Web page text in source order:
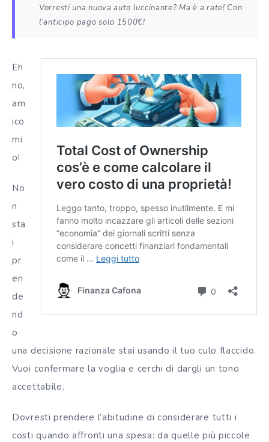
Vorresti una nuova auto luccinante? Ma è a rate! Con
l’anticipo pago solo 1500€!
Eh
no,
am
ico
mi
o!
No
n
sta
i
pr
en
de
nd
o
una decisione razionale stai usando il tuo culo flaccido.
Vuoi confermare la voglia e cerchi di dargli un tono
accettabile.
Dovresti prendere l’abitudine di considerare tutti i
costi quando affronti una spesa: da quelle più piccole